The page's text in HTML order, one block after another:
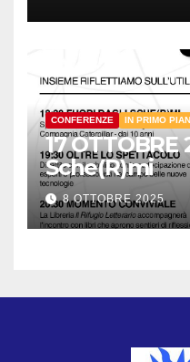
CONFERENZE IN PRIMO
17
Sche(R)mi
8 OTTOBRE 2025